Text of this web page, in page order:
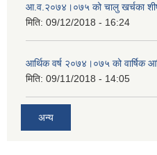
आ.व.२०७४।०७५ को चालु खर्चका
मिति: 09/12/2018 - 16:24
आर्थिक वर्ष २०७४।०७५ को वार्षिक
मिति: 09/11/2018 - 14:05
अन्य